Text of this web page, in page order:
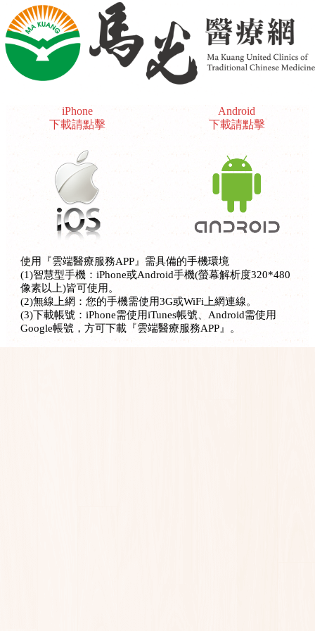
iPhone
下載請點擊
Android
下載請點擊
使用『雲端醫療服務APP』需具備的手機環境
(1)智慧型手機：iPhone或Android手機(螢幕解析度320*480
像素以上)皆可使用。
(2)無線上網：您的手機需使用3G或WiFi上網連線。
(3)下載帳號：iPhone需使用iTunes帳號、Android需使用
Google帳號，方可下載『雲端醫療服務APP』。